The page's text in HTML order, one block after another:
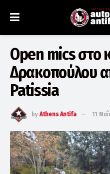
Open mics στο
Δρακοπούλου
Patissia
by Athens Antifa 11